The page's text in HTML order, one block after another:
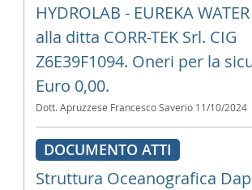
HYDROLAB - EUREKA
alla ditta CORR-TEK Srl. CIG
Z6E39F1094. Oneri per la
Euro 0,00.
Dott. Apruzzese Francesco Saverio 11/10/2024
DOCUMENTO ATTI
Struttura Oceanografica